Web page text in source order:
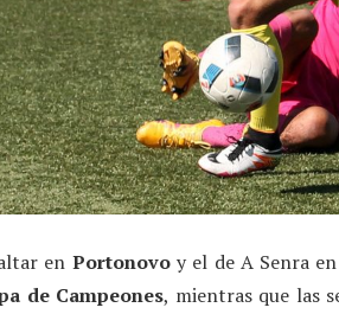
en Portonovoy el de A Senra en
de Campeones, mientras que las